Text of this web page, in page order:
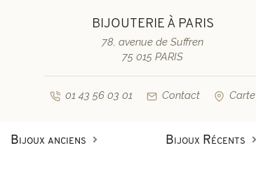
BIJOUTERIE À PARIS
78, avenue de Suffren
75 015 PARIS
01 43 56 03 01 Contact Carte
Bijoux anciens Bijoux Récents